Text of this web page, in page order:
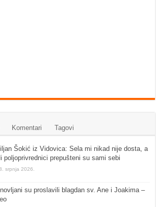
Komentari Tagovi
Šokić iz Vidovica: Sela mi nikad nije dosta, a
poljoprivrednici prepušteni su sami sebi
srpnja 2026.
su proslavili blagdan sv. Ane i Joakima –